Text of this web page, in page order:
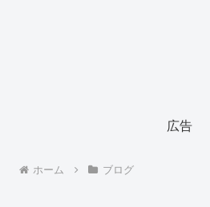
広告
ホーム ブログ